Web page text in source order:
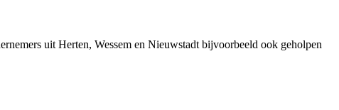
uit Herten, Wessem en Nieuwstadt bijvoorbeeld ook geholpen